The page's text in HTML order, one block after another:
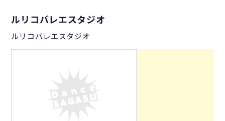
ルリコバレエスタジオ
ルリコバレエスタジオ